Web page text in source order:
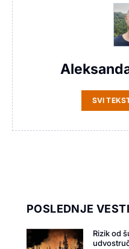
SVI
POSLEDNJE VESTI
Rizik od